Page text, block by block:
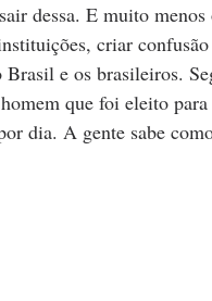
dessa. E muito
criar
Brasil e os brasileiros.
homem que foi eleito
dia. A gente sabe